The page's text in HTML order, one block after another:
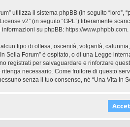
utilizza il sistema phpBB (in seguito “loro”,
v2” (in seguito “GPL”) liberamente
su phpBB: https://www.phpbb.com
tipo di offesa, oscenità, volgarità,
Sella Forum” è ospitato, o di una Legge
registrati per salvaguardare e rinforzare
necessario. Come fruitore di questo
senza il tuo consenso, né “Una Vita In